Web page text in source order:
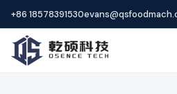
+86 18578391530